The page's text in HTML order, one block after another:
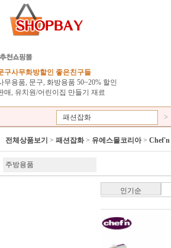
구사무화방할인 좋은친구들
무용품, 문구, 화방용품 50~20% 할인
매, 유치원/어린이집 만들기 재료
패션잡화 >
전체상품보기 > 패션잡화> 유에스몰코리아> Chef'n
주방용품
인기순